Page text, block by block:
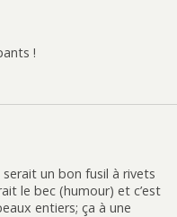
!
un bon fusil à rivets
le bec (humour) et c’est
entiers; ça à une